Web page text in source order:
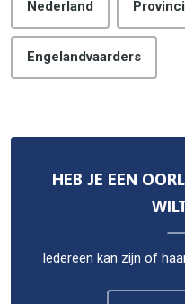
Nederland
Engelandvaarders
HEB JE EEN
Iedereen kan zijn of